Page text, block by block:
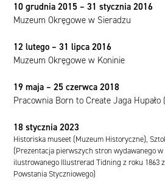
10 grudnia 2015 – 31 stycznia 2016
Muzeum Okręgowe w Sieradzu
12 lutego – 31 lipca 2016
Muzeum Okręgowe w Koninie
19 maja – 25 czerwca 2018
Pracownia Born to Create Jaga Hupało
18 stycznia 2023
Historiska museet (Muzeum Historyczne),
(Prezentacja pierwszych stron wydawanego
ilustrowanego Illustrerad Tidning z roku 1863
Powstania Styczniowego)